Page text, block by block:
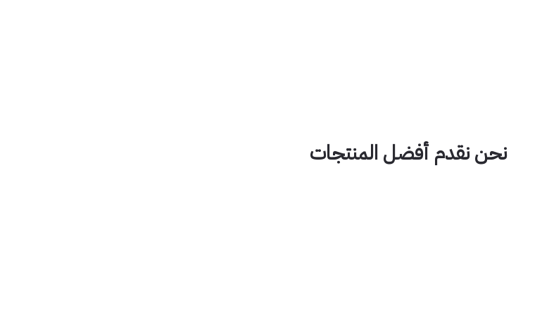
نحن نقدم أفضل المنتجات